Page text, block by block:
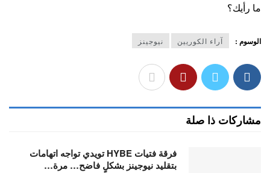
ما رأيك؟
الوسوم : آراء الكوريين نيوجينز
مشاركات ذا صلة
فرقة فتيات HYBE تويدي تواجه اتهامات
بتقليد نيوجينز بشكلٍ فاضح… مرة…